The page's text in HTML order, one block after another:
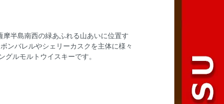
半島南西の緑あふれる山あいに位置す
ンバレルやシェリーカスクを主体に様々
ルモルトウイスキーです。